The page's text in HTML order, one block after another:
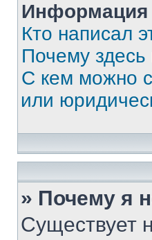
Информация
Кто написал
Почему здесь
С кем можно
или
» Почему я
Существует